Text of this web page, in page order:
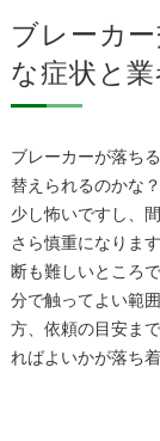
ブレーカ
な症状と
ブレーカーが落ち
替えられるのかな
少し怖いですし、
さら慎重になりま
断も難しいところ
分で触ってよい範
方、依頼の目安ま
ればよいかが落ち